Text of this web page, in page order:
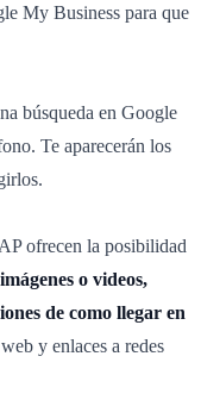
My Business para que
búsqueda en Google
Te aparecerán los
ofrecen la posibilidad
imágenes o videos,
de como llegar en
y enlaces a redes